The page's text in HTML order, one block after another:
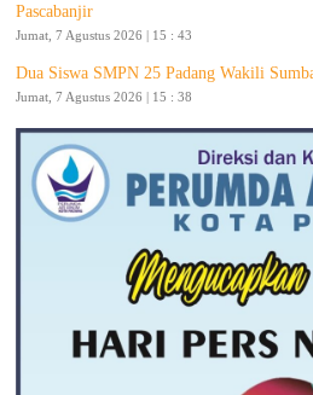
Pascabanjir
Jumat, 7 Agustus 2026 | 15 : 43
Dua Siswa SMPN 25 Padang Wakili
Jumat, 7 Agustus 2026 | 15 : 38